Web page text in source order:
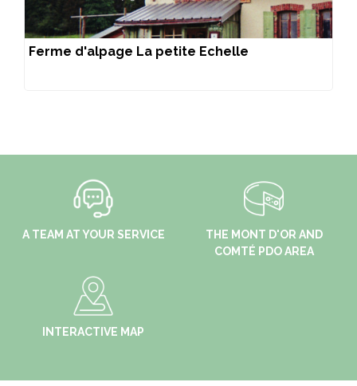
Ferme d'alpage La petite Echelle
A TEAM AT YOUR SERVICE
THE MONT D'OR AND
COMTÉ PDO AREA
INTERACTIVE MAP